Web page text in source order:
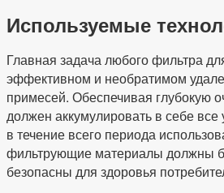
Используемые
Главная задача любого фильтра
эффективном и необратимом
примесей. Обеспечивая глубокую
должен аккумулировать в себе
в течение всего периода
фильтрующие материалы должны
безопасны для здоровья